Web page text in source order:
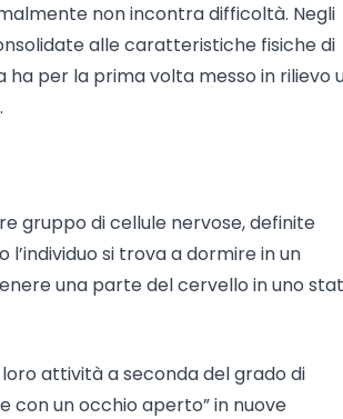
non incontra difficoltà. Negli
alle caratteristiche fisiche di
per la prima volta messo in rilievo
gruppo di cellule nervose, definite
si trova a dormire in un
una parte del cervello in uno
attività a seconda del grado di
con un occhio aperto” in nuove